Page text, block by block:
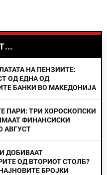
НА ПЕНЗИИТЕ:
ОД ЕДНА ОД
БАНКИ ВО МАКЕДОНИЈА
ПАРИ: ТРИ ХОРОСКОПСКИ
ФИНАНСИСКИ
АВГУСТ
ДОБИВААТ
ОД ВТОРИОТ СТОЛБ?
БРОЈКИ